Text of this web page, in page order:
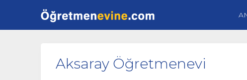
Aksaray Öğretmenevi